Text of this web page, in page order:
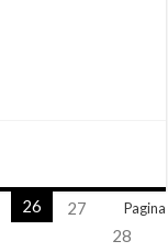
Pagina
26
27
28